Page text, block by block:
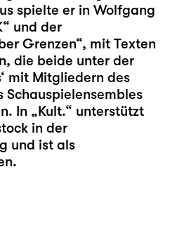
spielte er in Wolfgang
und der
Grenzen“, mit Texten
die beide unter der
mit Mitgliedern des
Schauspielensembles
In „Kult.“ unterstützt
in der
und ist als